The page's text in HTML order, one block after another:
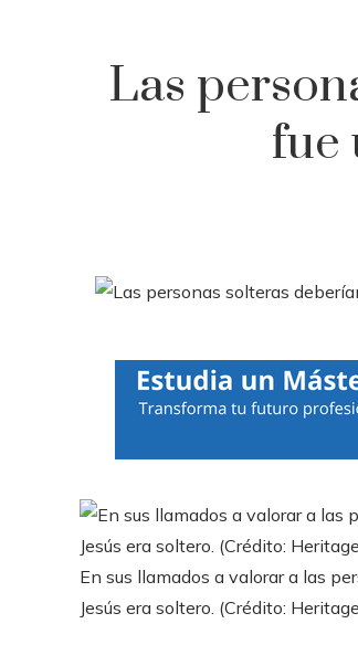
Las
fue
En sus llamados a valorar a las
Jesús era soltero. (Crédito: